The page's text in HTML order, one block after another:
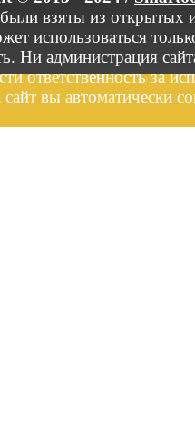
взяты из открытых
использоваться
Ни администрация
ответственность за
вы автоматически